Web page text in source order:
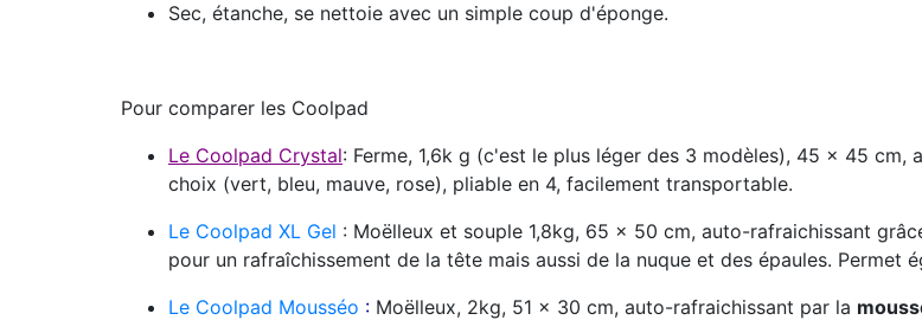
Sec, étanche, se nettoie avec un simple coup d'éponge.
Pour comparer les Coolpad
Le Coolpad Crystal: Ferme, 1,6k g (c'est le plus léger des 3 modèles), 45 x 45 cm,
choix (vert, bleu, mauve, rose), pliable en 4, facilement transportable.
Le Coolpad XL Gel : Moëlleux et souple 1,8kg, 65 x 50 cm, auto-rafraichissant
pour un rafraîchissement de la tête mais aussi de la nuque et des épaules. Permet
Le Coolpad Mousséo : Moëlleux, 2kg, 51 x 30 cm, auto-rafraichissant par la